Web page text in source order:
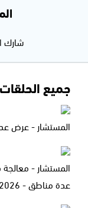
شارك
جميع الحلقات
المستشار - عرض عدة
المستشار - معالجة
عدة مناطق - 03.08.2026